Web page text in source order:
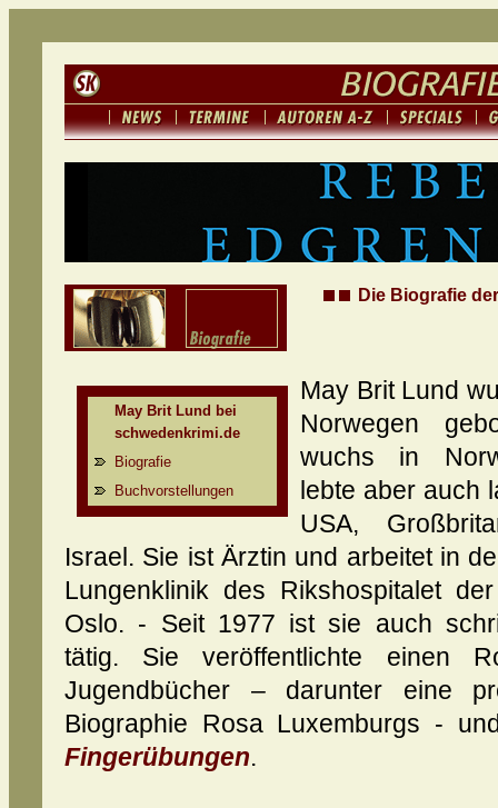
Die Biografie
May Brit Lund bei
schwedenkrimi.de
Biografie
Buchvorstellungen
May Brit Lund
Norwegen
wuchs in
lebte aber auch
USA,
Israel. Sie ist Ärztin und arbeitet in
Lungenklinik des Rikshospitalet
Oslo. - Seit 1977 ist sie auch
tätig. Sie veröffentlichte einen
Jugendbücher – darunter eine
Biographie Rosa Luxemburgs -
Fingerübungen.